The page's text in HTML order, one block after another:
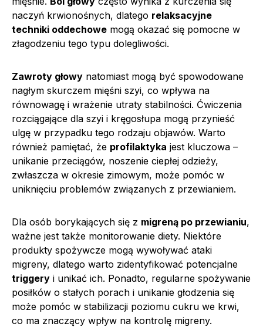
naczyń krwionośnych, dlatego relaksacyjne
techniki oddechowe mogą okazać się pomocne w
złagodzeniu tego typu dolegliwości.
Zawroty głowy natomiast mogą być spowodowane
nagłym skurczem mięśni szyi, co wpływa na
równowagę i wrażenie utraty stabilności. Ćwiczenia
rozciągające dla szyi i kręgosłupa mogą przynieść
ulgę w przypadku tego rodzaju objawów. Warto
również pamiętać, że profilaktyka jest kluczowa –
unikanie przeciągów, noszenie ciepłej odzieży,
zwłaszcza w okresie zimowym, może pomóc w
uniknięciu problemów związanych z przewianiem.
Dla osób borykających się z migreną po przewianiu,
ważne jest także monitorowanie diety. Niektóre
produkty spożywcze mogą wywoływać ataki
migreny, dlatego warto zidentyfikować potencjalne
triggery i unikać ich. Ponadto, regularne spożywanie
posiłków o stałych porach i unikanie głodzenia się
może pomóc w stabilizacji poziomu cukru we krwi,
co ma znaczący wpływ na kontrolę migreny.